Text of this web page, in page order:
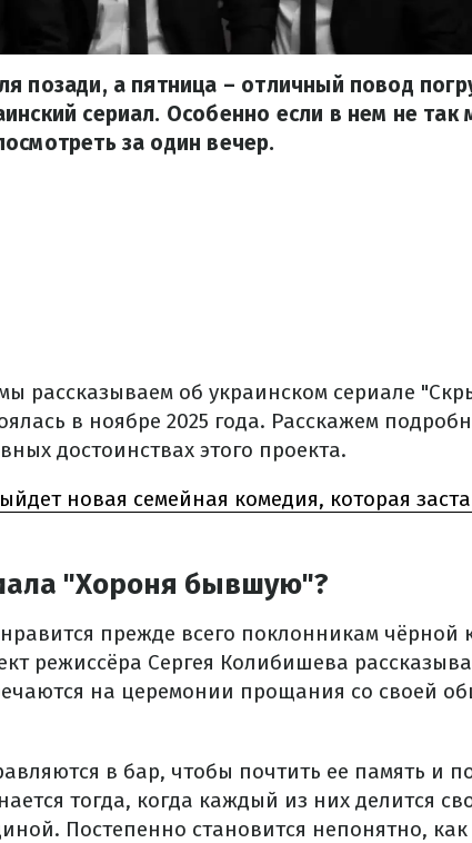
позади, а пятница – отличный повод
сериал. Особенно если в нем не так
за один вечер.
рассказываем об украинском сериале
в ноябре 2025 года. Расскажем
достоинствах этого проекта.
новая семейная комедия, которая
"Хороня бывшую"?
прежде всего поклонникам чёрной
режиссёра Сергея Колибишева
на церемонии прощания со своей
в бар, чтобы почтить ее память и
тогда, когда каждый из них делится
Постепенно становится непонятно,